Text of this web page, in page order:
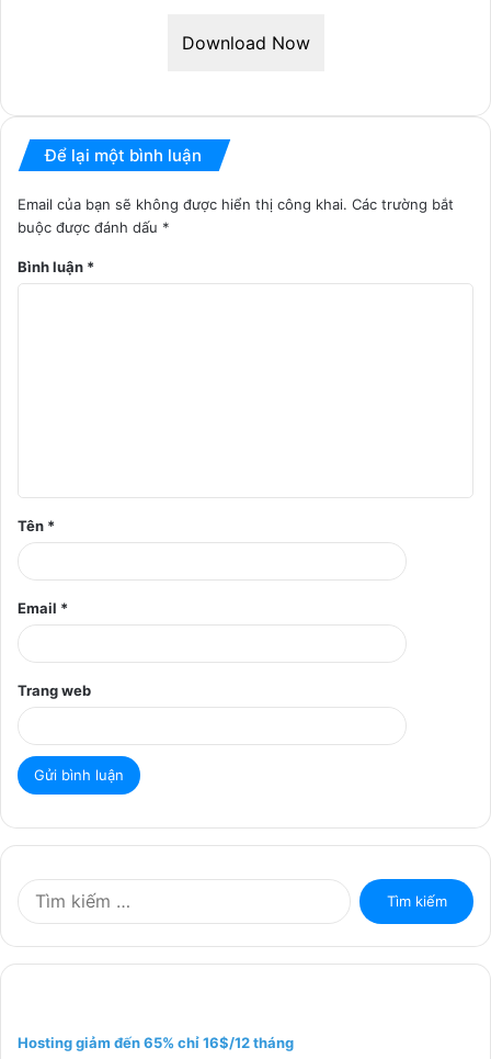
Download Now
Để lại một bình luận
Email của bạn sẽ không được hiển thị công khai. Các trường bắt
buộc được đánh dấu *
Bình luận *
Tên *
Email *
Trang web
k
Hosting giảm đến 65% chỉ 16$/12 tháng